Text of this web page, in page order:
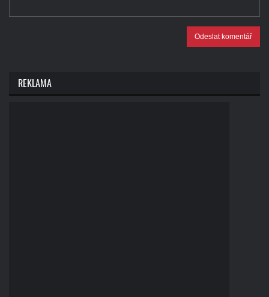
Odeslat komentář
REKLAMA